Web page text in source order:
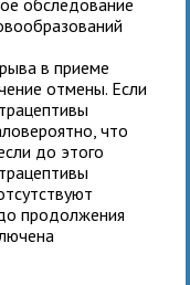
в приеме
отмены. Если
что
до этого
продолжения